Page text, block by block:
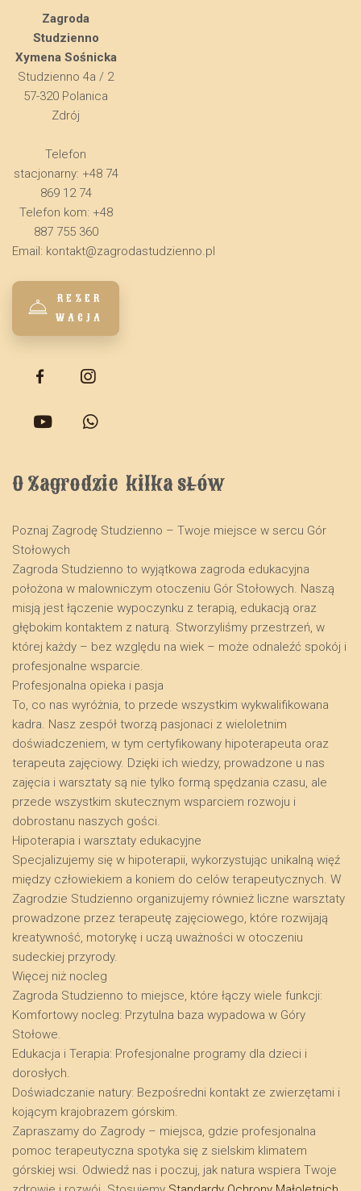
O Zagrodzie  kilka słów
Poznaj Zagrodę Studzienno – Twoje miejsce w sercu Gór
Stołowych
​Zagroda Studzienno to wyjątkowa zagroda edukacyjna
położona w malowniczym otoczeniu Gór Stołowych. Naszą
misją jest łączenie wypoczynku z terapią, edukacją oraz
głębokim kontaktem z naturą. Stworzyliśmy przestrzeń, w
której każdy – bez względu na wiek – może odnaleźć spokój i
profesjonalne wsparcie.
​Profesjonalna opieka i pasja
​To, co nas wyróżnia, to przede wszystkim wykwalifikowana
kadra. Nasz zespół tworzą pasjonaci z wieloletnim
doświadczeniem, w tym certyfikowany hipoterapeuta oraz
terapeuta zajęciowy. Dzięki ich wiedzy, prowadzone u nas
zajęcia i warsztaty są nie tylko formą spędzania czasu, ale
przede wszystkim skutecznym wsparciem rozwoju i
dobrostanu naszych gości.
​Hipoterapia i warsztaty edukacyjne
​Specjalizujemy się w hipoterapii, wykorzystując unikalną więź
między człowiekiem a koniem do celów terapeutycznych. W
Zagrodzie Studzienno organizujemy również liczne warsztaty
prowadzone przez terapeutę zajęciowego, które rozwijają
kreatywność, motorykę i uczą uważności w otoczeniu
sudeckiej przyrody.
​Więcej niż nocleg
​Zagroda Studzienno to miejsce, które łączy wiele funkcji:
​Komfortowy nocleg: Przytulna baza wypadowa w Góry
Stołowe.
​Edukacja i Terapia: Profesjonalne programy dla dzieci i
dorosłych.
​Doświadczanie natury: Bezpośredni kontakt ze zwierzętami i
kojącym krajobrazem górskim.
​Zapraszamy do Zagrody – miejsca, gdzie profesjonalna
pomoc terapeutyczna spotyka się z sielskim klimatem
górskiej wsi. Odwiedź nas i poczuj, jak natura wspiera Twoje
Zagroda
Studzienno
Xymena Sośnicka
Studzienno 4a / 2
57-320 Polanica
Zdrój
Telefon
stacjonarny: +48 74
869 12 74
Telefon kom: +48
887 755 360
Email: kontakt@zagrodastudzienno.pl
REZER
WACJA